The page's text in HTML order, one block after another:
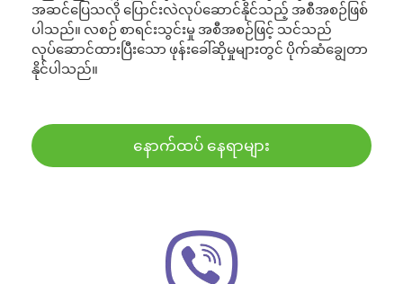
အဆင်ပြေသလို ပြောင်းလဲလုပ်ဆောင်နိုင်သည့် အစီအစဉ်ဖြစ်
ပါသည်။ လစဉ် စာရင်းသွင်းမှု အစီအစဉ်ဖြင့် သင်သည်
လုပ်ဆောင်ထားပြီးသော ဖုန်းခေါ်ဆိုမှုများတွင် ပိုက်ဆံချွေတာ
နိုင်ပါသည်။
နောက်ထပ် နေရာများ